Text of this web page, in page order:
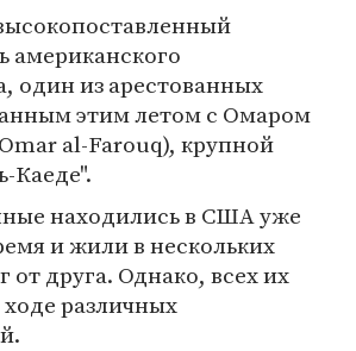
американского
один из арестованных
этим летом с Омаром
al-Farouq), крупной
Каеде".
находились в США уже
и жили в нескольких
от друга. Однако, всех их
различных